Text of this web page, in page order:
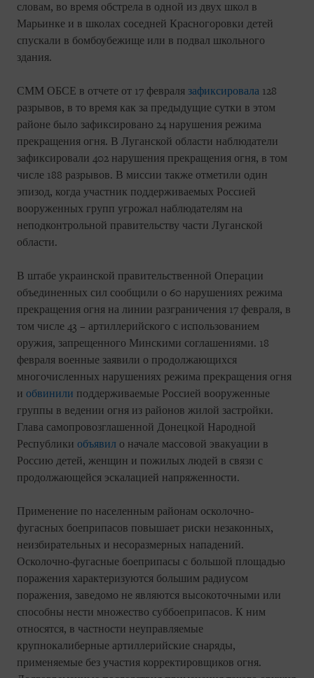
словам, во время обстрела в одной из двух школ в
Марьинке и в школах соседней Красногоровки детей
спускали в бомбоубежище или в подвал школьного
здания.
СММ ОБСЕ в отчете от 17 февраля зафиксировала 128
разрывов, в то время как за предыдущие сутки в этом
районе было зафиксировано 24 нарушения режима
прекращения огня. В Луганской области наблюдатели
зафиксировали 402 нарушения прекращения огня, в том
числе 188 разрывов. В миссии также отметили один
эпизод, когда участник поддерживаемых Россией
вооруженных групп угрожал наблюдателям на
неподконтрольной правительству части Луганской
области.
В штабе украинской правительственной Операции
объединенных сил сообщили о 60 нарушениях режима
прекращения огня на линии разграничения 17 февраля, в
том числе 43 – артиллерийского с использованием
оружия, запрещенного Минскими соглашениями. 18
февраля военные заявили о продолжающихся
многочисленных нарушениях режима прекращения огня
и обвинили поддерживаемые Россией вооруженные
группы в ведении огня из районов жилой застройки.
Глава самопровозглашенной Донецкой Народной
Республики объявил о начале массовой эвакуации в
Россию детей, женщин и пожилых людей в связи с
продолжающейся эскалацией напряженности.
Применение по населенным районам осколочно-
фугасных боеприпасов повышает риски незаконных,
неизбирательных и несоразмерных нападений.
Осколочно-фугасные боеприпасы с большой площадью
поражения характеризуются большим радиусом
поражения, заведомо не являются высокоточными или
способны нести множество суббоеприпасов. К ним
относятся, в частности неуправляемые
крупнокалиберные артиллерийские снаряды,
применяемые без участия корректировщиков огня.